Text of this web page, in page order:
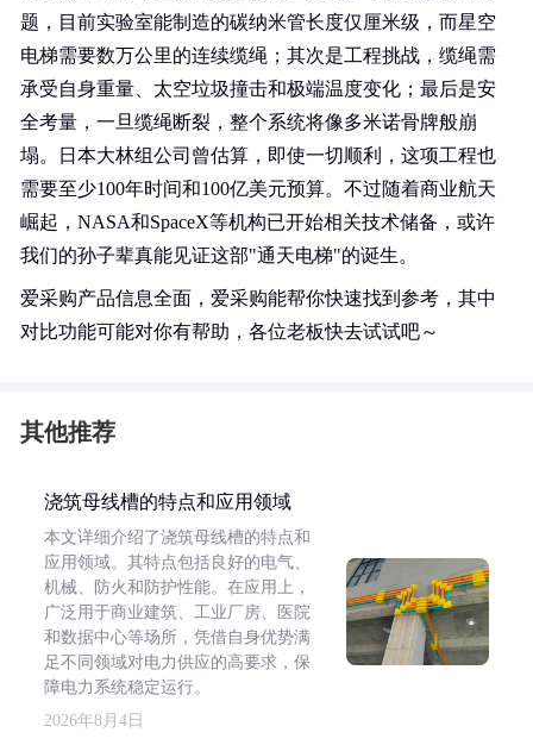
题，目前实验室能制造的碳纳米管长度仅厘米级，而星空
电梯需要数万公里的连续缆绳；其次是工程挑战，缆绳需
承受自身重量、太空垃圾撞击和极端温度变化；最后是安
全考量，一旦缆绳断裂，整个系统将像多米诺骨牌般崩
塌。日本大林组公司曾估算，即使一切顺利，这项工程也
需要至少100年时间和100亿美元预算。不过随着商业航天
崛起，NASA和SpaceX等机构已开始相关技术储备，或许
我们的孙子辈真能见证这部"通天电梯"的诞生。
爱采购产品信息全面，爱采购能帮你快速找到参考，其中
对比功能可能对你有帮助，各位老板快去试试吧～
其他推荐
浇筑母线槽的特点和应用领域
本文详细介绍了浇筑母线槽的特点和
应用领域。其特点包括良好的电气、
机械、防火和防护性能。在应用上，
广泛用于商业建筑、工业厂房、医院
和数据中心等场所，凭借自身优势满
足不同领域对电力供应的高要求，保
障电力系统稳定运行。
2026年8月4日